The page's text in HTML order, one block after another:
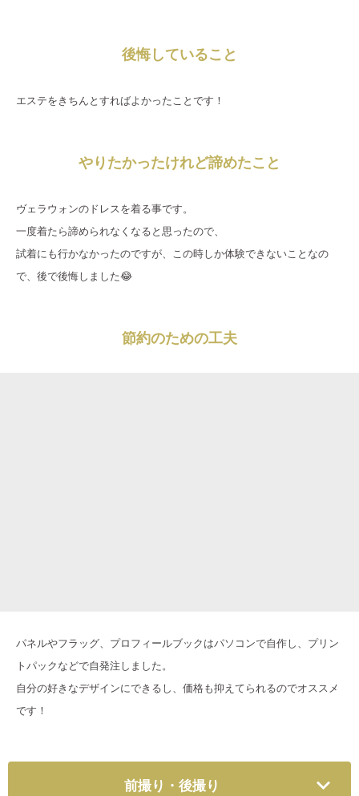
後悔していること
エステをきちんとすればよかったことです！
やりたかったけれど諦めたこと
ヴェラウォンのドレスを着る事です。
一度着たら諦められなくなると思ったので、
試着にも行かなかったのですが、この時しか体験できないことなの
で、後で後悔しました😂
節約のための工夫
パネルやフラッグ、プロフィールブックはパソコンで自作し、プリン
トパックなどで自発注しました。
自分の好きなデザインにできるし、価格も抑えてられるのでオススメ
です！
前撮り・後撮り